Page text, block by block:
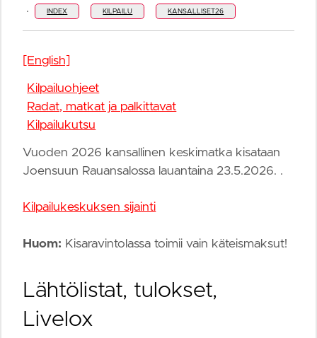
· INDEX KILPAILU KANSALLISET26
[English]
Kilpailuohjeet
Radat, matkat ja palkittavat
Kilpailukutsu
Vuoden 2026 kansallinen keskimatka kisataan
Joensuun Rauansalossa lauantaina 23.5.2026. .
Kilpailukeskuksen sijainti
Huom: Kisaravintolassa toimii vain käteismaksut!
Lähtölistat, tulokset,
Livelox